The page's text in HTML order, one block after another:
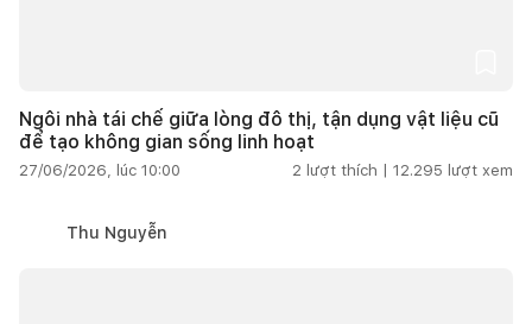
Ngôi nhà tái chế giữa lòng đô thị, tận dụng vật liệu cũ
để tạo không gian sống linh hoạt
27/06/2026, lúc 10:00 2 lượt thích | 12.295 lượt xem
Thu Nguyễn